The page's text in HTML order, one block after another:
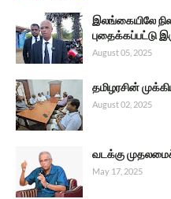
இலங்கையிலே
புதைக்கப்பட்டு
August 05, 2025
தமிழரசின்
August 02, 2025
வடக்கு
May 17, 2025